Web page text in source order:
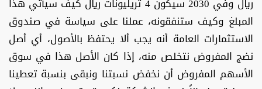
المبلغ وكيف ستنفقونه، عملنا على سياسة في صندوق
الاستثمارات العامة أنه يجب ألا يحتفظ بالأصول، أي أصل
نضج المفروض نتخلص منه، إذا كان الأصل هذا في سوق
الأسهم المفروض أن نخفض نسبتنا ونبقى بنسبة تعطينا